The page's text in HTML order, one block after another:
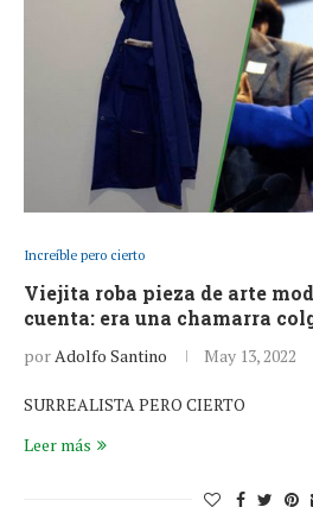
Increíble pero cierto
Viejita roba pieza de arte
cuenta: era una chamarra
porAdolfo Santino May 13, 2022
SURREALISTA PERO CIERTO
Leer más